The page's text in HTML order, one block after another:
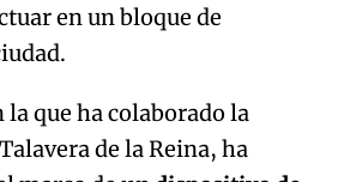
en un bloque de
que ha colaborado la
de la Reina, ha